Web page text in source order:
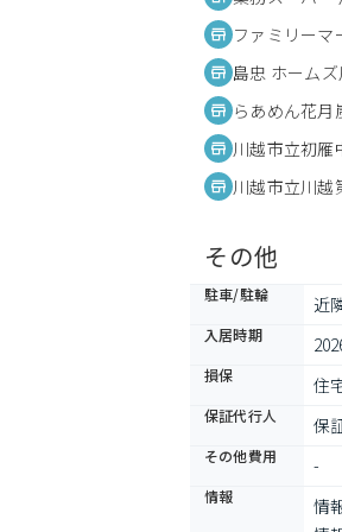
ファミリーマ
島忠 ホーム
らあめん花月
川越市立初雁
川越市立川越
その他
駐車/駐輪 近
入居時期
損保 住
保証代行人 保
その他費用 -
情報 情